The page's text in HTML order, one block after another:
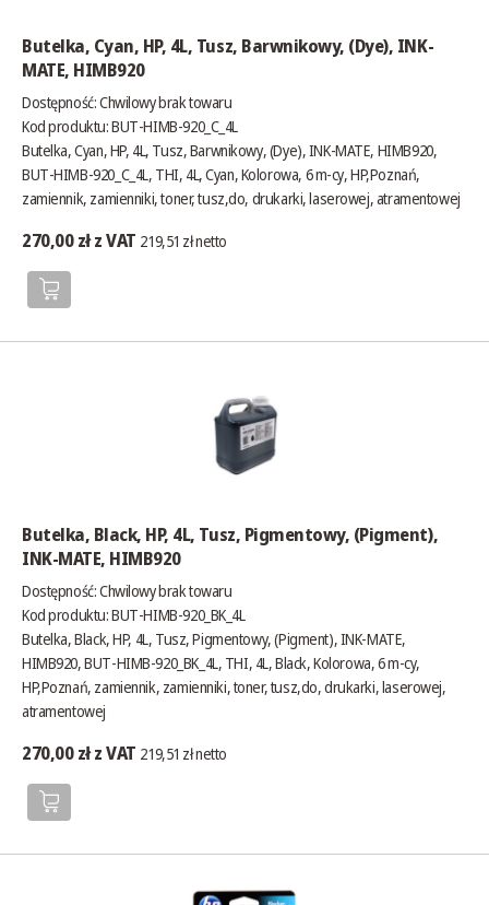
Butelka, Cyan, HP, 4L, Tusz, Barwnikowy, (Dye), INK-
MATE, HIMB920
Dostępność:Chwilowy brak towaru
Kod produktu: BUT-HIMB-920_C_4L
Butelka, Cyan, HP, 4L, Tusz, Barwnikowy, (Dye), INK-MATE, HIMB920,
BUT-HIMB-920_C_4L, THI, 4L, Cyan, Kolorowa, 6 m-cy, HP,Poznań,
zamiennik, zamienniki, toner, tusz,do, drukarki, laserowej, atramentowej
270,00 zł z VAT 219,51 zł netto
Butelka, Black, HP, 4L, Tusz, Pigmentowy, (Pigment),
INK-MATE, HIMB920
Dostępność:Chwilowy brak towaru
Kod produktu: BUT-HIMB-920_BK_4L
Butelka, Black, HP, 4L, Tusz, Pigmentowy, (Pigment), INK-MATE,
HIMB920, BUT-HIMB-920_BK_4L, THI, 4L, Black, Kolorowa, 6 m-cy,
HP,Poznań, zamiennik, zamienniki, toner, tusz,do, drukarki, laserowej,
atramentowej
270,00 zł z VAT 219,51 zł netto